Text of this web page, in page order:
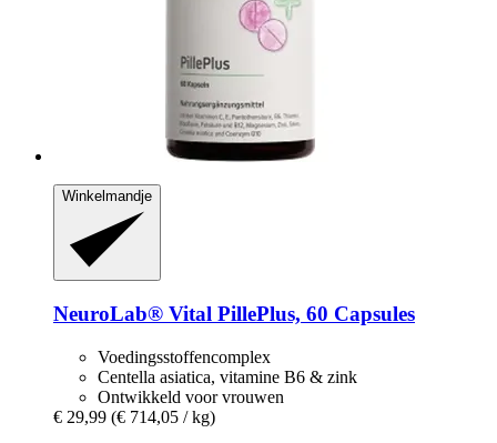
Winkelmandje
NeuroLab® Vital PillePlus, 60 Capsules
Voedingsstoffencomplex
Centella asiatica, vitamine B6 & zink
Ontwikkeld voor vrouwen
€ 29,99 (€ 714,05 / kg)